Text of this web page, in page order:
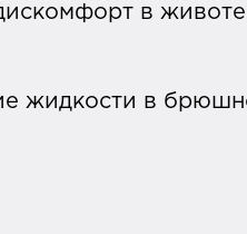
в
жидкости в